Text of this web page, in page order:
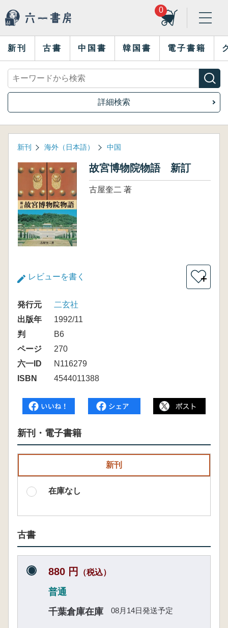
0
新刊 古書 中国書 韓国書 電子書籍
詳細検索
新刊 海外（日本語） 中国
故宮博物院物語 新訂
古屋奎二 著
レビューを書く ＋
発行元
二玄社
出版年
1992/11
判
B6
ページ
270
六一ID
N116279
ISBN
4544011388
新刊・電子書籍
新刊
在庫なし
古書
880 円 （税込）
普通
千葉倉庫在庫
08月14日発送予定